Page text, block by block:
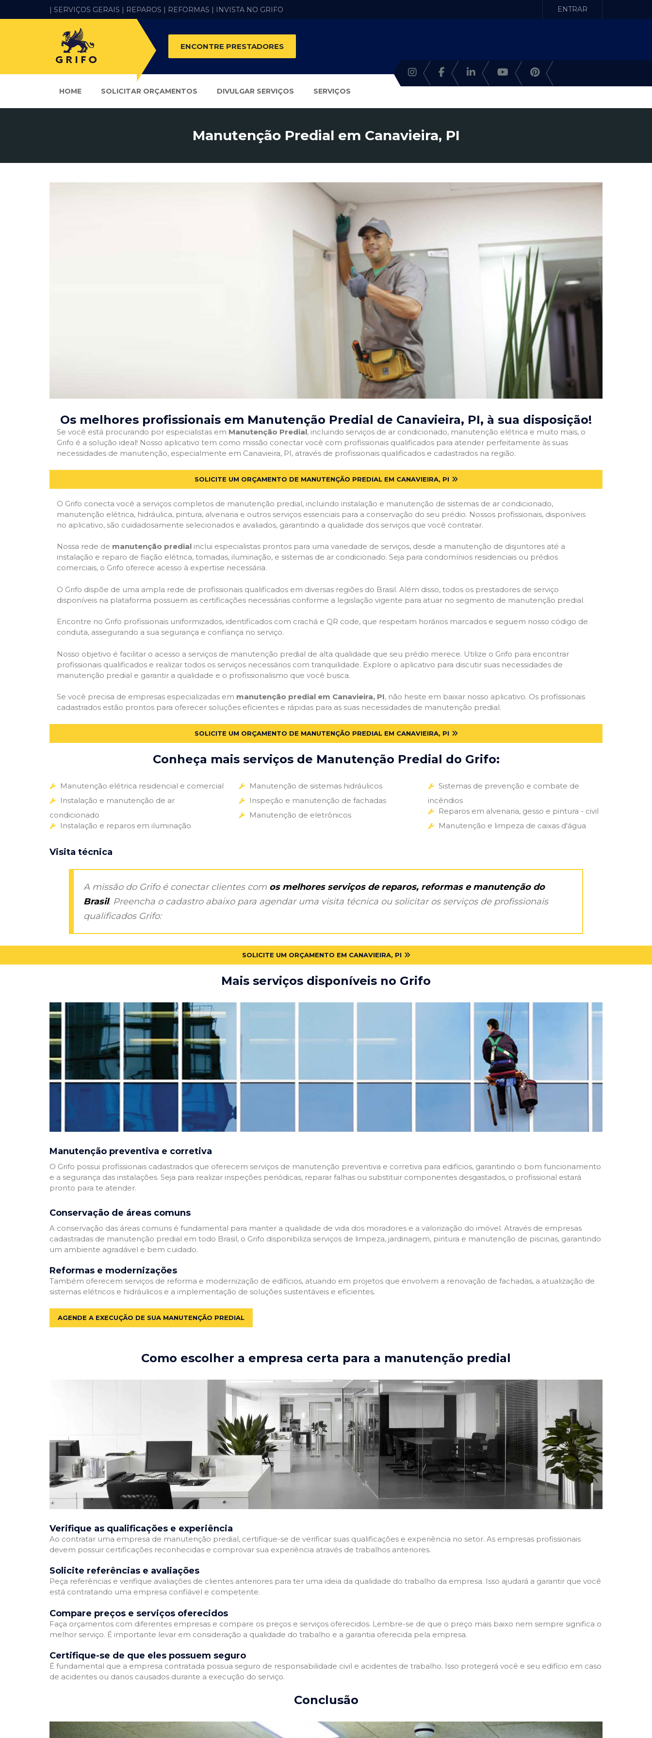
| SERVIÇOS GERAIS | REPAROS | REFORMAS | INVISTA NO GRIFO ENTRAR
ENCONTRE PRESTADORES
HOME SOLICITAR ORÇAMENTOS DIVULGAR SERVIÇOS SERVIÇOS
Manutenção Predial em Canavieira, PI
Os melhores profissionais em Manutenção Predial de Canavieira, PI, à sua disposição!
Se você está procurando por especialistas em Manutenção Predial, incluindo serviços de ar condicionado, manutenção elétrica e muito mais, o
Grifo é a solução ideal! Nosso aplicativo tem como missão conectar você com profissionais qualificados para atender perfeitamente às suas
necessidades de manutenção, especialmente em Canavieira, PI, através de profissionais qualificados e cadastrados na região.
SOLICITE UM ORÇAMENTO DE MANUTENÇÃO PREDIAL EM CANAVIEIRA, PI
O Grifo conecta você a serviços completos de manutenção predial, incluindo instalação e manutenção de sistemas de ar condicionado,
manutenção elétrica, hidráulica, pintura, alvenaria e outros serviços essenciais para a conservação do seu prédio. Nossos profissionais, disponíveis
no aplicativo, são cuidadosamente selecionados e avaliados, garantindo a qualidade dos serviços que você contratar.
Nossa rede de manutenção predial inclui especialistas prontos para uma variedade de serviços, desde a manutenção de disjuntores até a
instalação e reparo de fiação elétrica, tomadas, iluminação, e sistemas de ar condicionado. Seja para condomínios residenciais ou prédios
comerciais, o Grifo oferece acesso à expertise necessária.
O Grifo dispõe de uma ampla rede de profissionais qualificados em diversas regiões do Brasil. Além disso, todos os prestadores de serviço
disponíveis na plataforma possuem as certificações necessárias conforme a legislação vigente para atuar no segmento de manutenção predial.
Encontre no Grifo profissionais uniformizados, identificados com crachá e QR code, que respeitam horários marcados e seguem nosso código de
conduta, assegurando a sua segurança e confiança no serviço.
Nosso objetivo é facilitar o acesso a serviços de manutenção predial de alta qualidade que seu prédio merece. Utilize o Grifo para encontrar
profissionais qualificados e realizar todos os serviços necessários com tranquilidade. Explore o aplicativo para discutir suas necessidades de
manutenção predial e garantir a qualidade e o profissionalismo que você busca.
Se você precisa de empresas especializadas em manutenção predial em Canavieira, PI, não hesite em baixar nosso aplicativo. Os profissionais
cadastrados estão prontos para oferecer soluções eficientes e rápidas para as suas necessidades de manutenção predial.
SOLICITE UM ORÇAMENTO DE MANUTENÇÃO PREDIAL EM CANAVIEIRA, PI
Conheça mais serviços de Manutenção Predial do Grifo:
Manutenção elétrica residencial e comercial
Instalação e manutenção de ar
condicionado
Instalação e reparos em iluminação
Manutenção de sistemas hidráulicos
Inspeção e manutenção de fachadas
Manutenção de eletrônicos
Sistemas de prevenção e combate de
incêndios
Reparos em alvenaria, gesso e pintura - civil
Manutenção e limpeza de caixas d'água
Visita técnica
A missão do Grifo é conectar clientes com os melhores serviços de reparos, reformas e manutenção do
Brasil. Preencha o cadastro abaixo para agendar uma visita técnica ou solicitar os serviços de profissionais
qualificados Grifo:
SOLICITE UM ORÇAMENTO EM CANAVIEIRA, PI
Mais serviços disponíveis no Grifo
Manutenção preventiva e corretiva
O Grifo possui profissionais cadastrados que oferecem serviços de manutenção preventiva e corretiva para edifícios, garantindo o bom funcionamento
e a segurança das instalações. Seja para realizar inspeções periódicas, reparar falhas ou substituir componentes desgastados, o profissional estará
pronto para te atender.
Conservação de áreas comuns
A conservação das áreas comuns é fundamental para manter a qualidade de vida dos moradores e a valorização do imóvel. Através de empresas
cadastradas de manutenção predial em todo Brasil, o Grifo disponibiliza serviços de limpeza, jardinagem, pintura e manutenção de piscinas, garantindo
um ambiente agradável e bem cuidado.
Reformas e modernizações
Também oferecem serviços de reforma e modernização de edifícios, atuando em projetos que envolvem a renovação de fachadas, a atualização de
sistemas elétricos e hidráulicos e a implementação de soluções sustentáveis e eficientes.
AGENDE A EXECUÇÃO DE SUA MANUTENÇÃO PREDIAL
Como escolher a empresa certa para a manutenção predial
Verifique as qualificações e experiência
Ao contratar uma empresa de manutenção predial, certifique-se de verificar suas qualificações e experiência no setor. As empresas profissionais
devem possuir certificações reconhecidas e comprovar sua experiência através de trabalhos anteriores.
Solicite referências e avaliações
Peça referências e verifique avaliações de clientes anteriores para ter uma ideia da qualidade do trabalho da empresa. Isso ajudará a garantir que você
está contratando uma empresa confiável e competente.
Compare preços e serviços oferecidos
Faça orçamentos com diferentes empresas e compare os preços e serviços oferecidos. Lembre-se de que o preço mais baixo nem sempre significa o
melhor serviço. É importante levar em consideração a qualidade do trabalho e a garantia oferecida pela empresa.
Certifique-se de que eles possuem seguro
É fundamental que a empresa contratada possua seguro de responsabilidade civil e acidentes de trabalho. Isso protegerá você e seu edifício em caso
de acidentes ou danos causados durante a execução do serviço.
Conclusão